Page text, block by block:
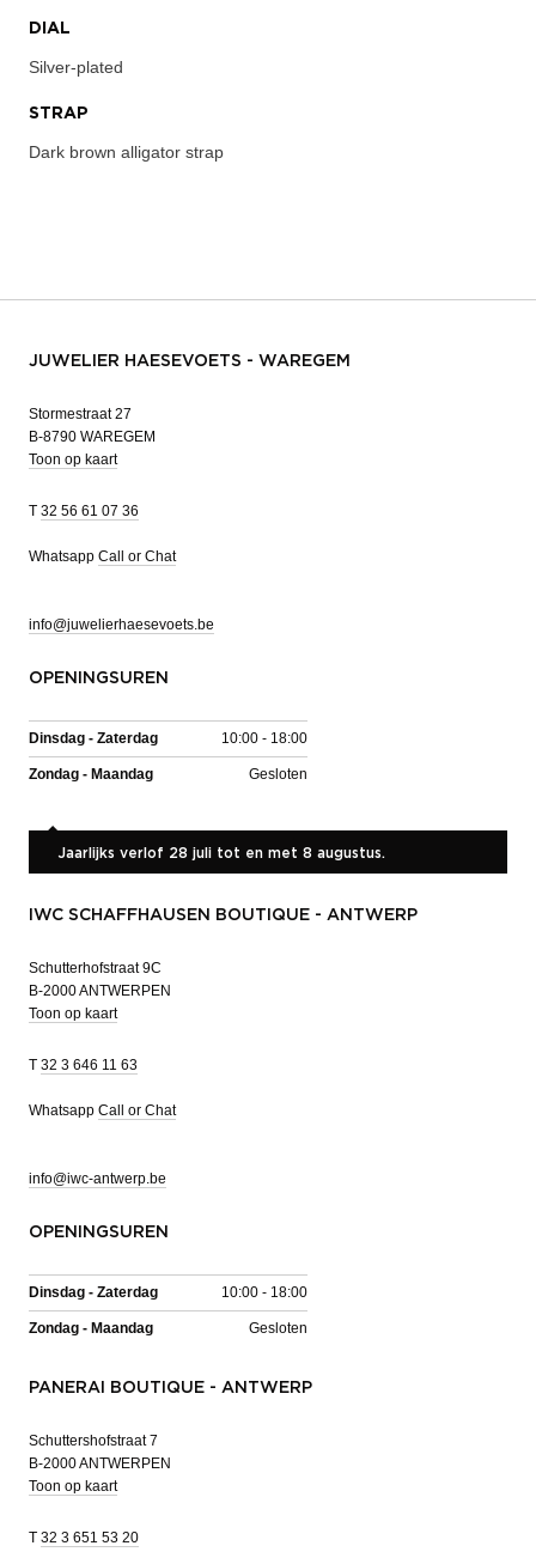
DIAL
Silver-plated
STRAP
Dark brown alligator strap
JUWELIER HAESEVOETS - WAREGEM
Stormestraat 27
B-8790 WAREGEM
Toon op kaart
T 32 56 61 07 36
Whatsapp Call or Chat
info@juwelierhaesevoets.be
OPENINGSUREN
Dinsdag - Zaterdag 10:00 - 18:00
Zondag - Maandag Gesloten
Jaarlijks verlof 28 juli tot en met 8 augustus.
IWC SCHAFFHAUSEN BOUTIQUE - ANTWERP
Schutterhofstraat 9C
B-2000 ANTWERPEN
Toon op kaart
T 32 3 646 11 63
Whatsapp Call or Chat
info@iwc-antwerp.be
OPENINGSUREN
Dinsdag - Zaterdag 10:00 - 18:00
Zondag - Maandag Gesloten
PANERAI BOUTIQUE - ANTWERP
Schuttershofstraat 7
B-2000 ANTWERPEN
Toon op kaart
T 32 3 651 53 20